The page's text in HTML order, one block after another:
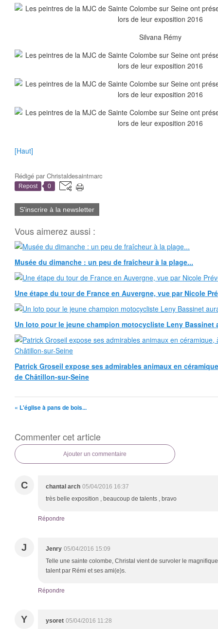
Silvana Rémy
[Haut]
Rédigé parChristaldesaintmarc
Repost 0
S'inscrire à la newsletter
Vous aimerez aussi :
Musée du dimanche : un peu de fraîcheur à la plage...
Une étape du tour de France en Auvergne, vue par Nicole
Un loto pour le jeune champion motocycliste Leny Bassinet
Patrick Groseil expose ses admirables animaux en
de Châtillon-sur-Seine
« L'église à pans de bois...
Commenter cet article
Ajouter un commentaire
C chantal arch 05/04/2016 16:37
très belle exposition , beaucoup de talents , bravo
Répondre
J Jenry 05/04/2016 15:09
Telle une sainte colombe, Christal vient de survoler le
talent par Rémi et ses ami(e)s.
Répondre
Y ysoret 05/04/2016 11:28